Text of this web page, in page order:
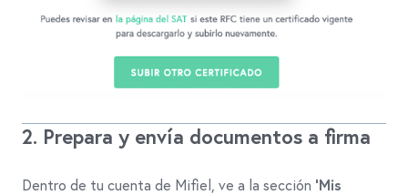
2. Prepara y envía documentos a firma
Dentro de tu cuenta de Mifiel, ve a la sección ‘Mis